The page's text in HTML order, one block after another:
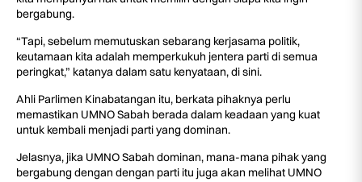
bergabung.
“Tapi, sebelum memutuskan sebarang kerjasama politik,
keutamaan kita adalah memperkukuh jentera parti di semua
peringkat,” katanya dalam satu kenyataan, di sini.
Ahli Parlimen Kinabatangan itu, berkata pihaknya perlu
memastikan UMNO Sabah berada dalam keadaan yang kuat
untuk kembali menjadi parti yang dominan.
Jelasnya, jika UMNO Sabah dominan, mana-mana pihak yang
bergabung dengan dengan parti itu juga akan melihat UMNO